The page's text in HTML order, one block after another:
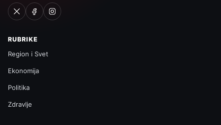
RUBRIKE
Region i Svet
Ekonomija
Politika
Zdravlje